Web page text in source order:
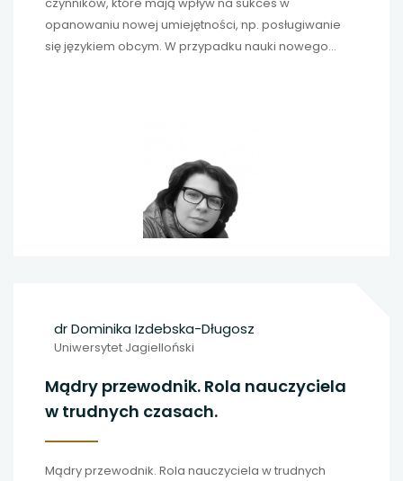
opanowaniu nowej umiejętności, np. posługiwanie
się językiem obcym. W przypadku nauki nowego
dr Dominika Izdebska-Długosz
Uniwersytet Jagielloński
Mądry przewodnik. Rola nauczyciela
w trudnych czasach.
Mądry przewodnik. Rola nauczyciela w trudnych